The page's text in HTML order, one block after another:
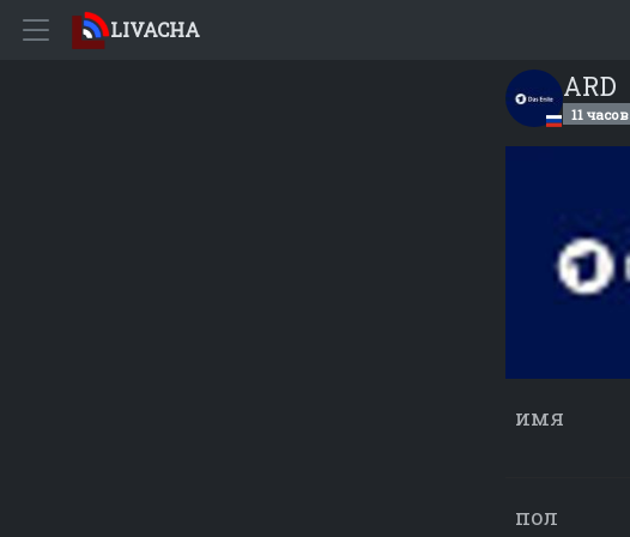
LIVACHA
ARD
11 часов
имя
пол